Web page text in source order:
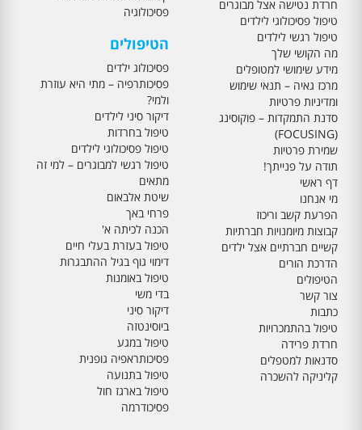
חרדת נטישה אצל מבוגרים
טיפול פסיכולוגי לילדים
טיפול רגשי לילדים
מה הקושי שלך
מידע שימושי למטופלים
מרכז גאיה – תנאי שימוש
ומדיניות פרטיות
סדנת התמקדות – פוקוסינג
(FOCUSING)
שמירת פרטיות
תודה על פנייתך!
דף ראשי
מי אנחנו
הפרעת קשב וריכוז
קבוצות מיומנויות חברתיות
קשיים חברתיים אצל ילדים
הדרכת הורים
הטיפולים
צור קשר
כתבות
טיפול בהתמכרויות
חרדת פרידה
סדנאות למטפלים
קליניקה להשכרה
פסיכולוגיה
הטיפולים
פסיכולוג ילדים
פסיכותרפיה – מתי היא עוזרת
ולמי?
דיקור סיני לילדים
טיפול בחרדות
טיפול פסיכולוגי לילדים
טיפול רגשי למבוגרים – למי זה
מתאים
שיטת אלבאום
פרחי באך
הכנה לכיתה א'
טיפול בעזרת בעלי חיים
דימוי גוף בגיל ההתבגרות
טיפול באומנות
בדי משי
דיקור סיני
ביוסינטזה
טיפול במגע
פסיכותראפיה גופנית
טיפול בתנועה
טיפול בארגז חול
פסיכודרמה